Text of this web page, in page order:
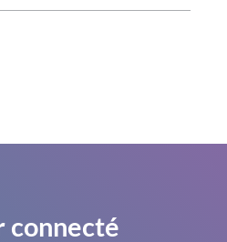
connecté